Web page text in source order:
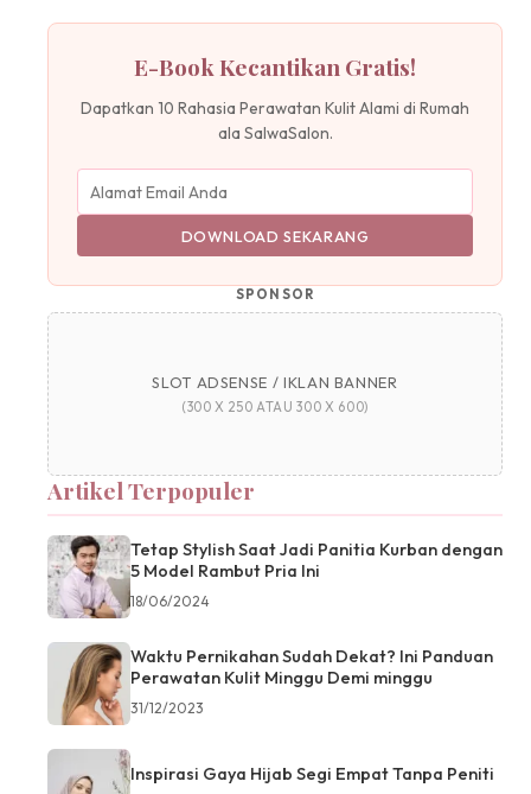
E-Book Kecantikan Gratis!
Dapatkan 10 Rahasia Perawatan Kulit Alami di Rumah
ala SalwaSalon.
DOWNLOAD SEKARANG
SPONSOR
SLOT ADSENSE / IKLAN BANNER
(300 X 250 ATAU 300 X 600)
Artikel Terpopuler
Tetap Stylish Saat Jadi Panitia Kurban dengan
5 Model Rambut Pria Ini
18/06/2024
Waktu Pernikahan Sudah Dekat? Ini Panduan
Perawatan Kulit Minggu Demi minggu
31/12/2023
Inspirasi Gaya Hijab Segi Empat Tanpa Peniti